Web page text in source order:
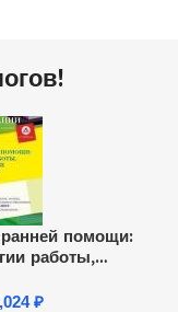
помощи:
работы,
₽